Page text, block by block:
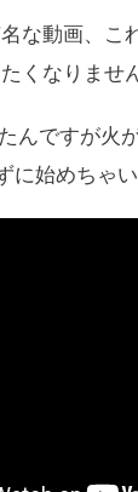
な動画、こ
くなりませ
んですが火
に始めちゃい